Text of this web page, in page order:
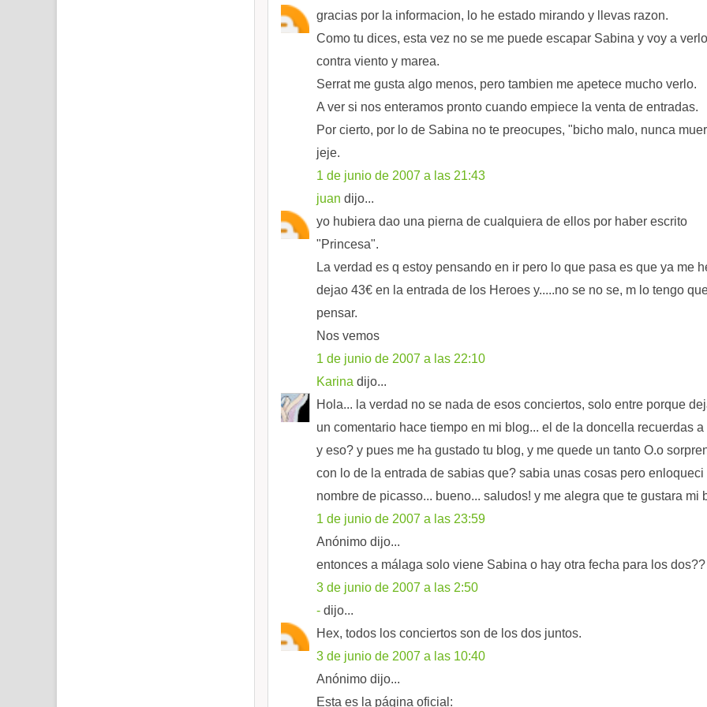
gracias por la informacion, lo he estado mirando y llevas razon.
Como tu dices, esta vez no se me puede escapar Sabina y voy a verlo
contra viento y marea.
Serrat me gusta algo menos, pero tambien me apetece mucho verlo.
A ver si nos enteramos pronto cuando empiece la venta de entradas.
Por cierto, por lo de Sabina no te preocupes, "bicho malo, nunca
jeje.
1 de junio de 2007 a las 21:43
juan dijo...
yo hubiera dao una pierna de cualquiera de ellos por haber escrito
"Princesa".
La verdad es q estoy pensando en ir pero lo que pasa es que ya me
dejao 43€ en la entrada de los Heroes y.....no se no se, m lo tengo
pensar.
Nos vemos
1 de junio de 2007 a las 22:10
Karina dijo...
Hola... la verdad no se nada de esos conciertos, solo entre porque
un comentario hace tiempo en mi blog... el de la doncella recuerdas a
y eso? y pues me ha gustado tu blog, y me quede un tanto O.o
con lo de la entrada de sabias que? sabia unas cosas pero enloqueci
nombre de picasso... bueno... saludos! y me alegra que te gustara mi
1 de junio de 2007 a las 23:59
Anónimo dijo...
entonces a málaga solo viene Sabina o hay otra fecha para los dos??
3 de junio de 2007 a las 2:50
- dijo...
Hex, todos los conciertos son de los dos juntos.
3 de junio de 2007 a las 10:40
Anónimo dijo...
Esta es la página oficial: